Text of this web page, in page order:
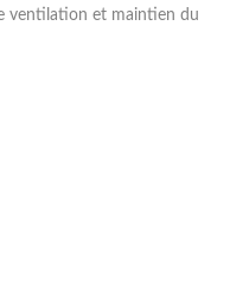
ventilation et maintien du